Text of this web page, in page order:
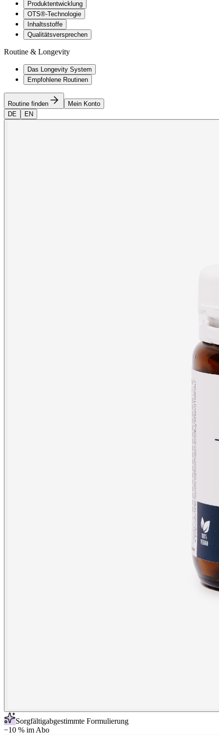
Produktentwicklung
OTS®-Technologie
Inhaltsstoffe
Qualitätsversprechen
Routine & Longevity
Das Longevity System
Empfohlene Routinen
Routine finden
Mein Konto
DE
EN
Sorgfältigabgestimmte Formulierung
−10 % im Abo